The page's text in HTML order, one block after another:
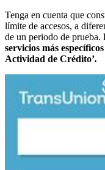
Tenga en cuenta que
límite de accesos, a
de un periodo de prueba.
servicios más
Actividad de Crédito’.